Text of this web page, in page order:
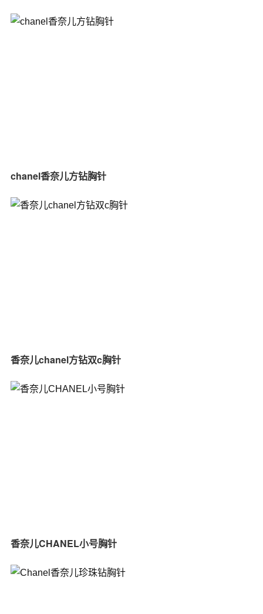
chanel香奈儿方钻胸针
香奈儿chanel方钻双c胸针
香奈儿CHANEL小号胸针